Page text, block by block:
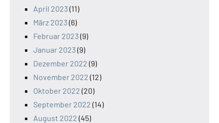
April 2023(11)
März 2023(6)
Februar 2023(9)
Januar 2023(9)
Dezember 2022 (9)
November 2022 (12)
Oktober 2022 (20)
September 2022 (14)
August 2022 (45)